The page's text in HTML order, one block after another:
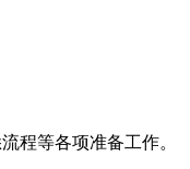
程等各项准备工作。